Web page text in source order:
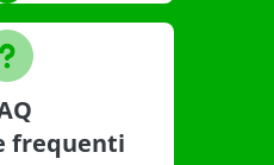
frequenti